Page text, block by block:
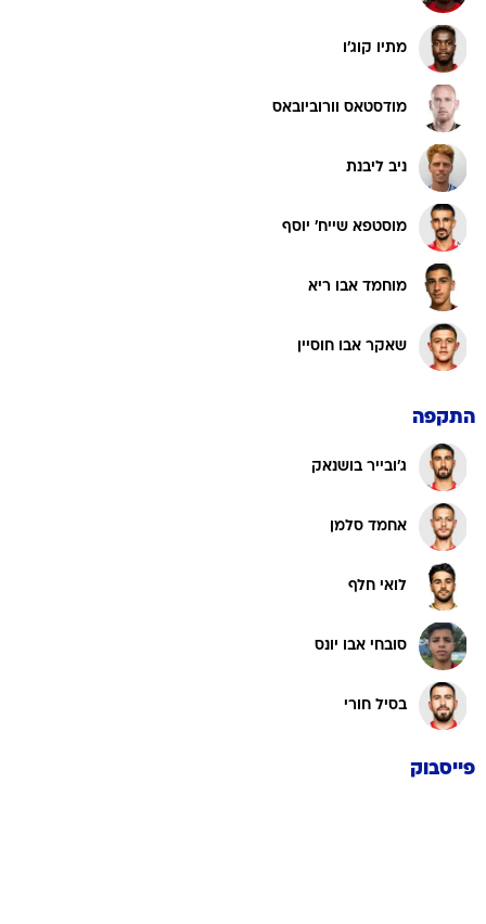
מתיו קוג'ו
מודסטאס וורוביובאס
ניב ליבנת
מוסטפא שייח' יוסף
מוחמד אבו ריא
שאקר אבו חוסיין
התקפה
ג'ובייר בושנאק
אחמד סלמן
לואי חלף
סובחי אבו יונס
בסיל חורי
פייסבוק